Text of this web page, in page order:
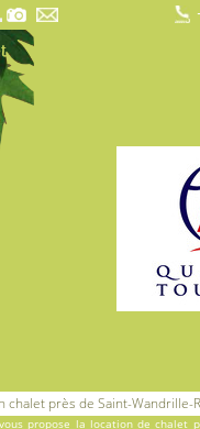
chalet près de Saint-Wandrille-
propose la location de chalet